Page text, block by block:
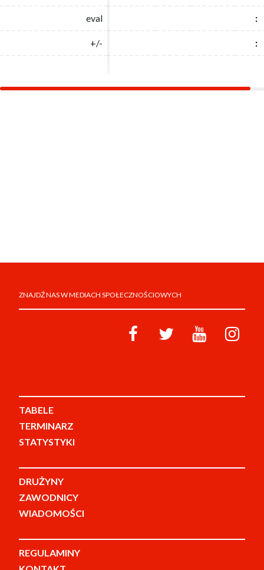
eval :
+/- :
eval :
+/- :
ZNAJDŹ NAS W MEDIACH SPOŁECZNOŚCIOWYCH
TABELE
TERMINARZ
STATYSTYKI
DRUŻYNY
ZAWODNICY
WIADOMOŚCI
REGULAMINY